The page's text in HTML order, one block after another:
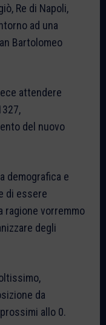
Re di Napoli,
ad una
Bartolomeo
attendere
del nuovo
demografica e
di essere
ragione vorremmo
degli
da
allo 0.